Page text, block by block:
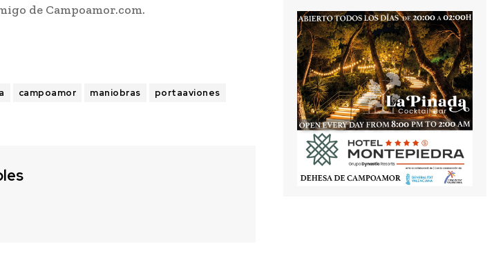
de Campoamor.com.
campoamor maniobras portaaviones